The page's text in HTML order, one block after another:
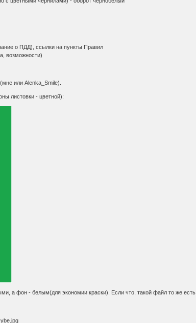
о ПДД), ссылки на пункты Правил
возможности)
или Alenka_Smile).
листовки - цветной):
а фон - белым(для экономии краски). Если что, такой файл то же